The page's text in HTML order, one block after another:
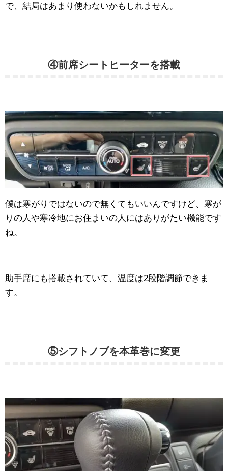
で、結局はあまり使わないかもしれません。
④前席シートヒーターを搭載
僕は寒がりではないので無くてもいいんですけど、寒が
りの人や寒冷地にお住まいの人にはありがたい機能です
ね。
助手席にも搭載されていて、温度は2段階調節できま
す。
⑤シフトノブを本革巻に変更